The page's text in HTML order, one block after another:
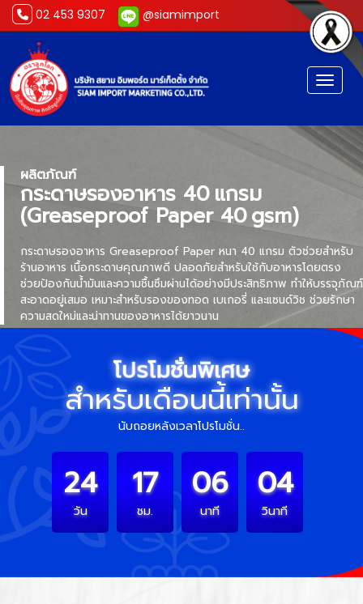
02 453 9307 @siamimport
ผลิตภัณฑ์
กระดาษรองอาหาร 40 แกรม
(Greaseproof Paper 40 gsm)
กระดาษรองอาหาร Greaseproof Paper หนา 40 แกรม ตัวช่วยสำหรับ
ร้านอาหาร เนื้อกระดาษคุณภาพดี ปลอดภัยสำหรับใช้กับอาหารโดยตรง
ช่วยป้องกันน้ำมันและความชื้นซึมผ่านได้อย่างมีประสิทธิภาพ ทำให้บรรจุภัณฑ์
สะอาดอยู่เสมอ เหมาะสำหรับรองของทอด เบเกอรี่ และแซนด์วิช ช่วยรักษา
ความสดใหม่และน่าทานของอาหารได้ยาวนาน
โปรโมชั่นพิเศษ
สำหรับเดือนนี้เท่านั้น
นับถอยหลังเวลาโปรโมชั่น..
24
วัน
17
ชม.
06
นาที
02
วินาที